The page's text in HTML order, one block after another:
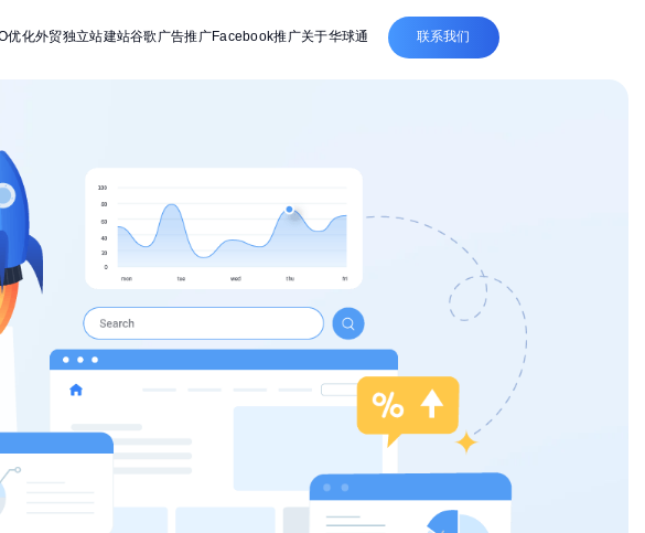
优化外贸独立站建站谷歌广告推广Facebook推广关于华球通 联系我们